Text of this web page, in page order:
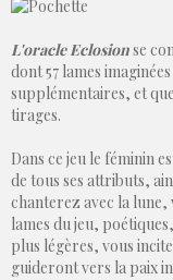
L'oracle Eclosionse
dont 57 lames
supplémentaires, et
tirages.
Dans ce jeu le féminin
de tous ses attributs,
chanterez avec la lune,
lames du jeu,
plus légères, vous
guideront vers la paix